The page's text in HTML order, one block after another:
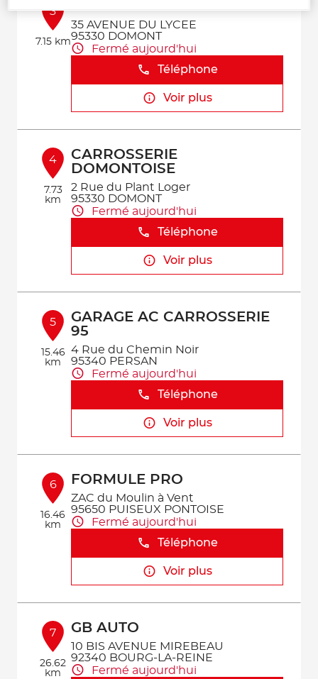
3
7.15 km
35 AVENUE DU LYCEE
95330 DOMONT
Fermé aujourd'hui
Téléphone
Voir plus
4
7.73
km
CARROSSERIE
DOMONTOISE
2 Rue du Plant Loger
95330 DOMONT
Fermé aujourd'hui
Téléphone
Voir plus
5
15.46
km
GARAGE AC CARROSSERIE
95
4 Rue du Chemin Noir
95340 PERSAN
Fermé aujourd'hui
Téléphone
Voir plus
6
16.46
km
FORMULE PRO
ZAC du Moulin à Vent
95650 PUISEUX PONTOISE
Fermé aujourd'hui
Téléphone
Voir plus
7
26.62
km
GB AUTO
10 BIS AVENUE MIREBEAU
92340 BOURG-LA-REINE
Fermé aujourd'hui